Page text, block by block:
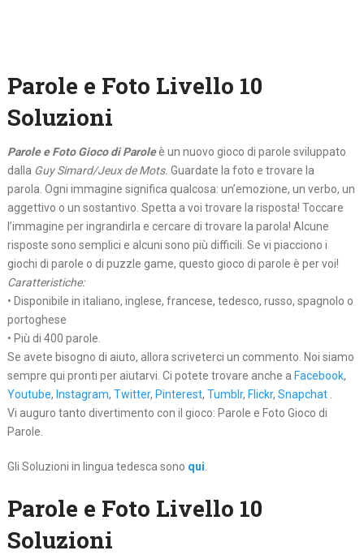
Parole e Foto Livello 10
Soluzioni
Parole e Foto Gioco di Paroleè un nuovo gioco di parole sviluppato
dalla Guy Simard/Jeux de Mots. Guardate la foto e trovare la
parola. Ogni immagine significa qualcosa: un’emozione, un verbo, un
aggettivo o un sostantivo. Spetta a voi trovare la risposta! Toccare
l’immagine per ingrandirla e cercare di trovare la parola! Alcune
risposte sono semplici e alcuni sono più difficili. Se vi piacciono i
giochi di parole o di puzzle game, questo gioco di parole è per voi!
Caratteristiche:
• Disponibile in italiano, inglese, francese, tedesco, russo, spagnolo o
portoghese
• Più di 400 parole.
Se avete bisogno di aiuto, allora scriveterci un commento. Noi siamo
sempre qui pronti per aiutarvi. Ci potete trovare anche a Facebook,
Youtube, Instagram, Twitter, Pinterest, Tumblr, Flickr, Snapchat.
Vi auguro tanto divertimento con il gioco: Parole e Foto Gioco di
Parole.
Gli Soluzioni in lingua tedesca sono qui.
Parole e Foto Livello 10
Soluzioni